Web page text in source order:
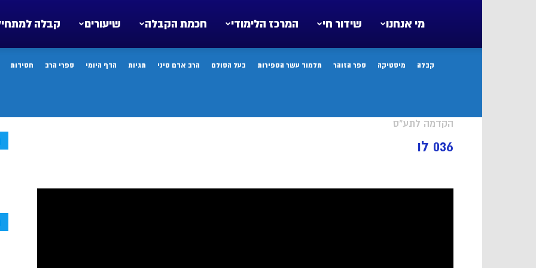
קבלה שיעורים חכמת הקבלה המרכז הלימודי שידור חי מי אנחנו
קבלה מיסטיקה ספר הזוהר תלמוד עשר הספירות בעל הסולם הרב אדם סיני תגיות הדף היומי ספרי הרב חסידות
הקדמה לתע"ס
036 לו